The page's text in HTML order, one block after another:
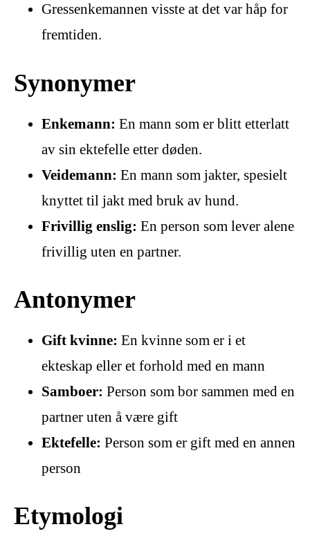
Gressenkemannen visste at det var håp for
fremtiden.
Synonymer
Enkemann: En mann som er blitt etterlatt
av sin ektefelle etter døden.
Veidemann: En mann som jakter, spesielt
knyttet til jakt med bruk av hund.
Frivillig enslig: En person som lever alene
frivillig uten en partner.
Antonymer
Gift kvinne: En kvinne som er i et
ekteskap eller et forhold med en mann
Samboer: Person som bor sammen med en
partner uten å være gift
Ektefelle: Person som er gift med en annen
person
Etymologi